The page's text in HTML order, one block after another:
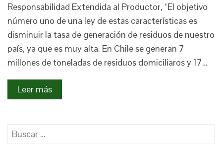
Responsabilidad Extendida al Productor, “El objetivo
número uno de una ley de estas características es
disminuir la tasa de generación de residuos de nuestro
país, ya que es muy alta. En Chile se generan 7
millones de toneladas de residuos domiciliaros y 17…
Leer más
Buscar: